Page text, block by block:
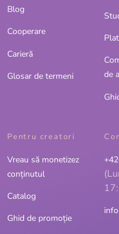
Blog
Cooperare
Carieră
Glosar de termeni
de
Pentru creatori
Vreau să monetizez
conținutul
Catalog
Ghid de promoție